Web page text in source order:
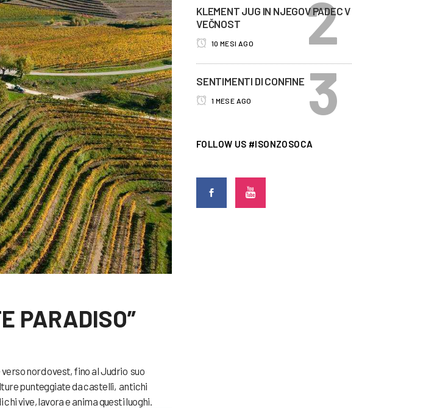
PARADISO”
verso nord ovest, fino al Judrio suo
punteggiate da castelli, antichi
vive, lavora e anima questi luoghi.
KLEMENT JUG IN NJEGOV PADEC V
VEČNOST
10 MESI AGO
SENTIMENTI DI CONFINE
1 MESE AGO
FOLLOW US #ISONZOSOCA